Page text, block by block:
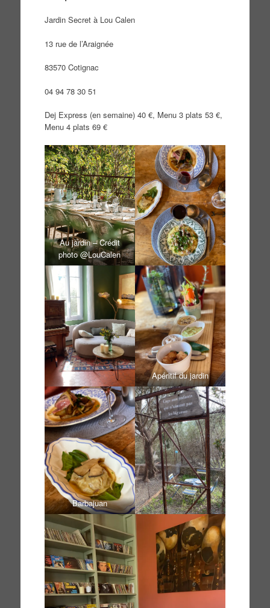
Jardin Secret à Lou Calen
13 rue de l’Araignée
83570 Cotignac
04 94 78 30 51
Dej Express (en semaine) 40 €, Menu 3 plats 53 €,
Menu 4 plats 69 €
Au jardin – Crédit
photo @LouCalen
Apéritif du jardin
Barbajuan